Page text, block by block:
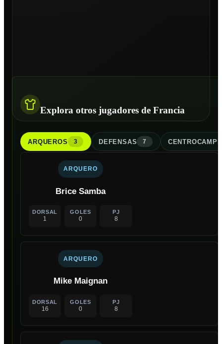
Explora otros jugadores de Francia
ARQUEROS 3 DEFENSAS 7
ARQUERO
Brice Samba
DORSAL
1
GOLES
0
PJ
8
ARQUERO
Mike Maignan
DORSAL
16
GOLES
0
PJ
8